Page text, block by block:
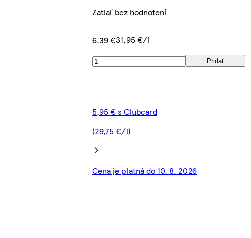
Zatiaľ bez hodnotení
6,39 €31,95 €/l
Pridať
5,95 € s Clubcard
(29,75 €/l)
Cena je platná do 10. 8. 2026